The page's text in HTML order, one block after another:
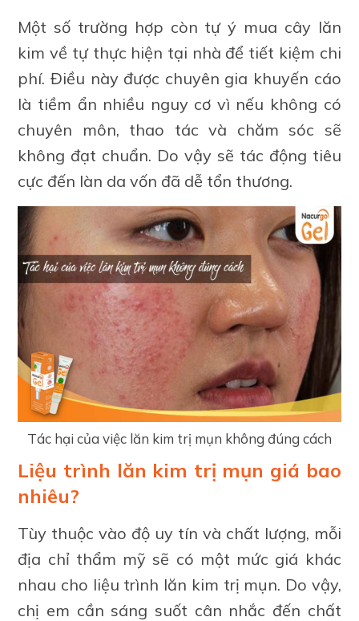
Một số trường hợp còn tự ý mua cây lăn
kim về tự thực hiện tại nhà để tiết kiệm chi
phí. Điều này được chuyên gia khuyến cáo
là tiềm ẩn nhiều nguy cơ vì nếu không có
chuyên môn, thao tác và chăm sóc sẽ
không đạt chuẩn. Do vậy sẽ tác động tiêu
cực đến làn da vốn đã dễ tổn thương.
Tác hại của việc lăn kim trị mụn không đúng cách
Liệu trình lăn kim trị mụn giá bao
nhiêu?
Tùy thuộc vào độ uy tín và chất lượng, mỗi
địa chỉ thẩm mỹ sẽ có một mức giá khác
nhau cho liệu trình lăn kim trị mụn. Do vậy,
chị em cần sáng suốt cân nhắc đến chất